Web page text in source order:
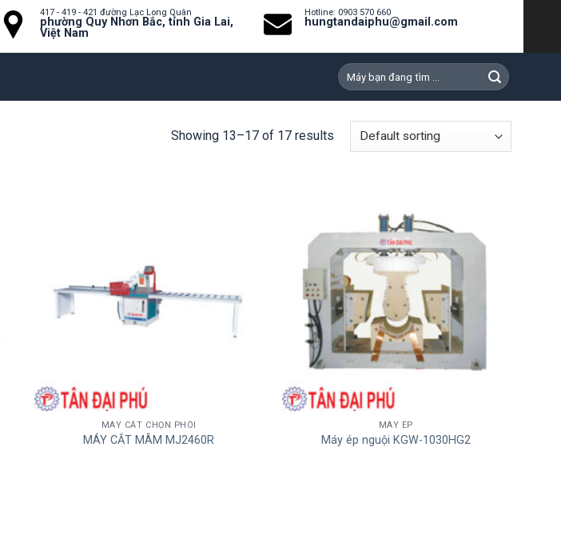
417 - 419 - 421 đường Lạc Long Quân
phường Quy Nhơn Bắc, tỉnh Gia Lai,
Việt Nam
Hotline: 0903 570 660
hungtandaiphu@gmail.com
Search
for:
Showing 13–17 of 17 results
MÁY CẮT CHỌN PHÔI
MÁY CẮT MÂM MJ2460R
MÁY ÉP
Máy ép nguội KGW-1030HG2